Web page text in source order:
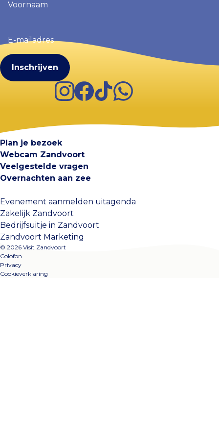
(Vereist)
mailadres
(Vereist)
InstagramFacebook
TikTokWhatsApp
Plan je bezoek
Webcam Zandvoort
Veelgestelde vragen
Overnachten aan zee
Evenement aanmelden uitagenda
Zakelijk Zandvoort
Bedrijfsuitje in Zandvoort
Zandvoort Marketing
© 2026 Visit Zandvoort
Colofon
Privacy
Cookieverklaring